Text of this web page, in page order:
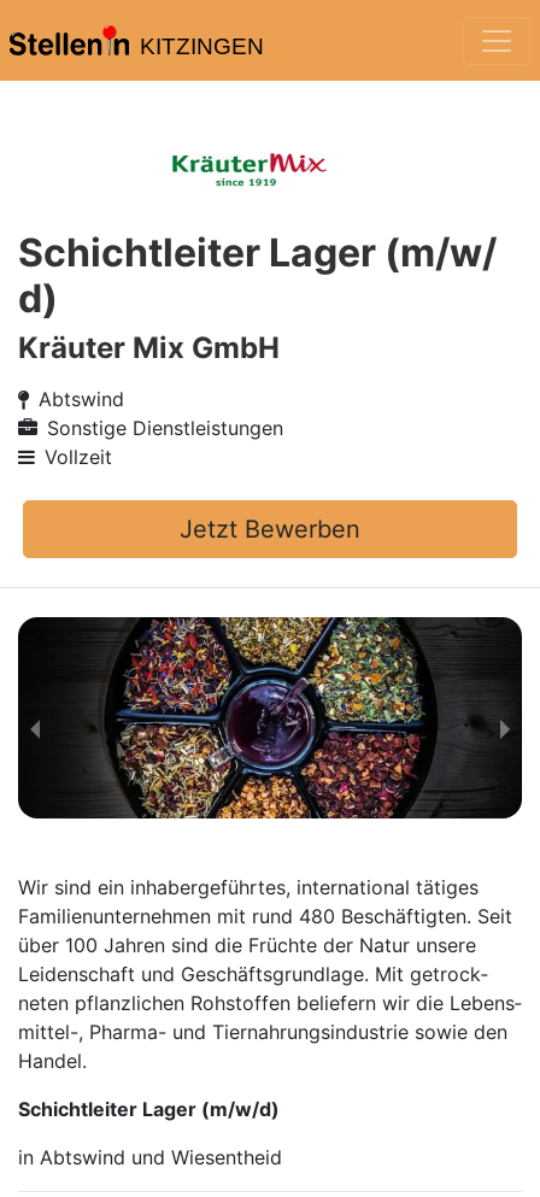
KITZINGEN
Schichtleiter Lager (m/w/
d)
Kräuter Mix GmbH
Abtswind
Sonstige Dienstleistungen
Vollzeit
Jetzt Bewerben
Wir sind ein inhaber­geführtes, inter­national tätiges
Familien­unter­nehmen mit rund 480 Beschäftigten. Seit
über 100 Jahren sind die Früchte der Natur unsere
Leiden­schaft und Geschäfts­grund­lage. Mit getrock­
neten pflanz­lichen Roh­stoffen beliefern wir die Lebens­
mittel-, Pharma- und Tier­nahrungs­industrie sowie den
Handel.
Schichtleiter Lager (m/w/d)
in Abtswind und Wiesentheid